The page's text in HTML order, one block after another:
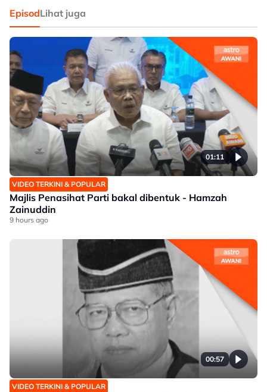
EpisodLihat juga
01:11
VIDEO TERKINI & POPULAR
Majlis Penasihat Parti bakal dibentuk - Hamzah
Zainuddin
9 hours ago
00:57
VIDEO TERKINI & POPULAR